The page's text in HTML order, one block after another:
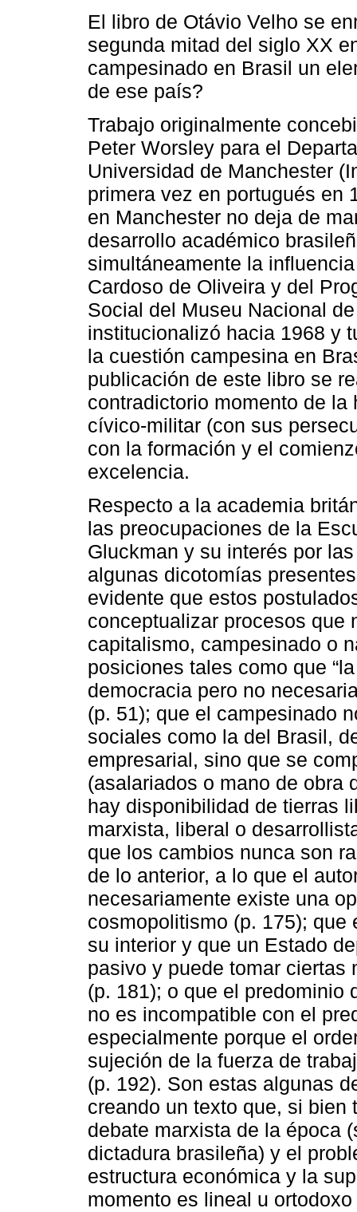
El libro de Otávio Velho se
segunda mitad del siglo XX
campesinado en Brasil un
de ese país?
Trabajo originalmente
Peter Worsley para el
Universidad de Manchester
primera vez en portugués en
en Manchester no deja de
desarrollo académico
simultáneamente la
Cardoso de Oliveira y del
Social del Museu Nacional
institucionalizó hacia 1968 y
la cuestión campesina en
publicación de este libro se
contradictorio momento de
cívico-militar (con sus
con la formación y el
excelencia.
Respecto a la academia
las preocupaciones de la
Gluckman y su interés por
algunas dicotomías
evidente que estos
conceptualizar procesos que
capitalismo, campesinado o
posiciones tales como que
democracia pero no
(p. 51); que el campesinado
sociales como la del Brasil,
empresarial, sino que se
(asalariados o mano de obra
hay disponibilidad de tierras
marxista, liberal o
que los cambios nunca son
de lo anterior, a lo que el
necesariamente existe una
cosmopolitismo (p. 175);
su interior y que un Estado
pasivo y puede tomar ciertas
(p. 181); o que el predominio
no es incompatible con el
especialmente porque el
sujeción de la fuerza de
(p. 192). Son estas algunas
creando un texto que, si
debate marxista de la época
dictadura brasileña) y el
estructura económica y la
momento es lineal u